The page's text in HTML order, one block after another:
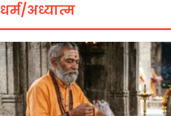
धर्म/अध्यात्म